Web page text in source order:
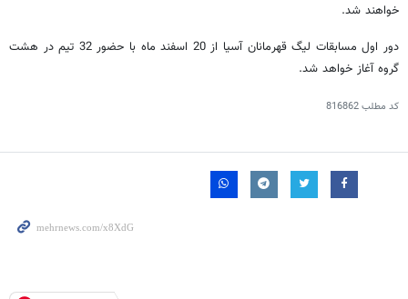
خواهند شد.
دور اول مسابقات لیگ قهرمانان آسیا از 20 اسفند ماه با حضور 32 تیم در هشت
گروه آغاز خواهد شد.
کد مطلب816862